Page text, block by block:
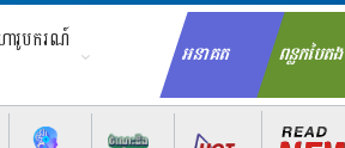
ារូបករណ៍ អនាគត ពន្លកបៃតង
Search for: